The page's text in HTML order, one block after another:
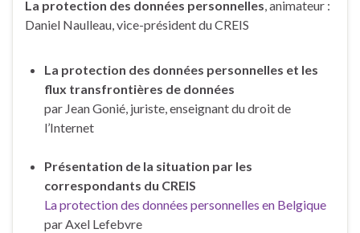
La protection des données personnelles, animateur :
Daniel Naulleau, vice-président du CREIS
La protection des données personnelles et les
flux transfrontières de données
par Jean Gonié, juriste, enseignant du droit de
l’Internet
Présentation de la situation par les
correspondants du CREIS
La protection des données personnelles en Belgique
par Axel Lefebvre